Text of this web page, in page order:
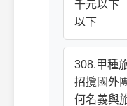
千元以下
以下
308.甲種
招攬國外
何名義與